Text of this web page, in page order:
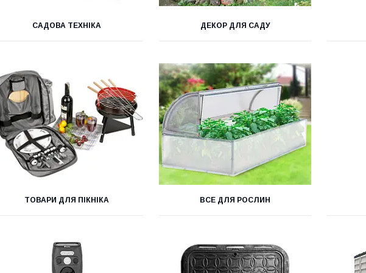
САДОВА ТЕХНІКА ДЕКОР ДЛЯ САДУ
ТОВАРИ ДЛЯ ПІКНІКА ВСЕ ДЛЯ РОСЛИН